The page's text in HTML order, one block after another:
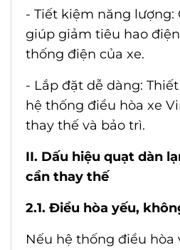
- Tiết kiệm năng lượng:
giúp giảm tiêu hao
thống điện của xe.
- Lắp đặt dễ dàng:
hệ thống điều hòa xe
thay thế và bảo trì.
II. Dấu hiệu quạt dàn
cần thay thế
2.1. Điều hòa yếu,
Nếu hệ thống điều hòa